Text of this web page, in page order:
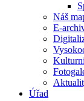
Náš
E-
Úřad